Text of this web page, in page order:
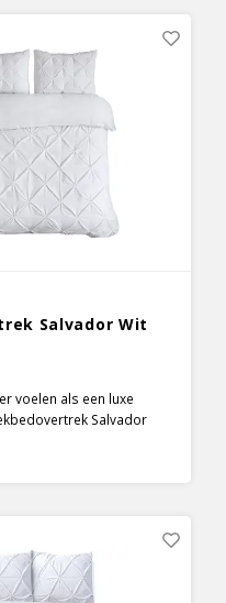
Salvador Wit
voelen als een luxe
Salvador
kleur, maar het detail
geeft het een